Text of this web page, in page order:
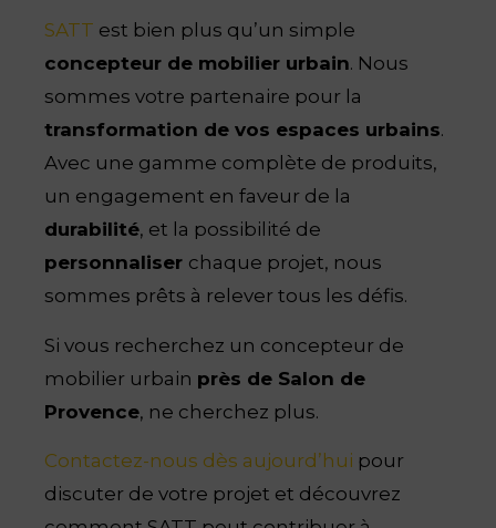
SATT est bien plus qu’un simple
concepteur de mobilier urbain. Nous
sommes votre partenaire pour la
transformation de vos espaces urbains.
Avec une gamme complète de produits,
un engagement en faveur de la
durabilité, et la possibilité de
personnaliser chaque projet, nous
sommes prêts à relever tous les défis.
Si vous recherchez un concepteur de
mobilier urbain près de Salon de
Provence, ne cherchez plus.
Contactez-nous dès aujourd’hui pour
discuter de votre projet et découvrez